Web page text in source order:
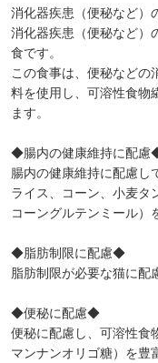
消化器疾患（便秘など）
消化器疾患（便秘など）
食です。
この食事は、便秘などの
料を使用し、可溶性食物
ます。
◆腸内の健康維持に配
腸内の健康維持に配慮し
ライス、コーン、小麦タ
コーングルテンミール）
◆脂肪制限に配慮◆
脂肪制限が必要な猫に配
◆便秘に配慮◆
便秘に配慮し、可溶性食
マンナンオリゴ糖）を豊